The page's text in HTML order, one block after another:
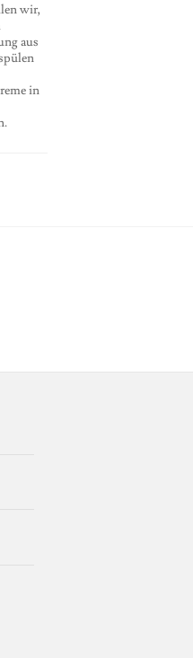
wir,
aus
in